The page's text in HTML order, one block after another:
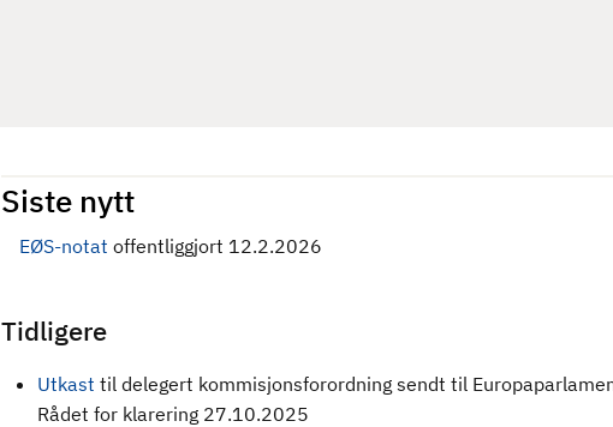
Siste nytt
EØS-notat offentliggjort 12.2.2026
Tidligere
Utkast til delegert kommisjonsforordning sendt til
Rådet for klarering 27.10.2025